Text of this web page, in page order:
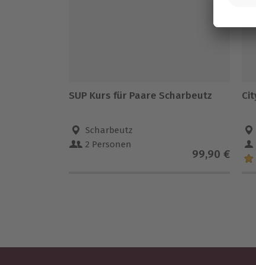
SUP Kurs für Paare Scharbeutz
Scharbeutz
2 Personen
99,90 €